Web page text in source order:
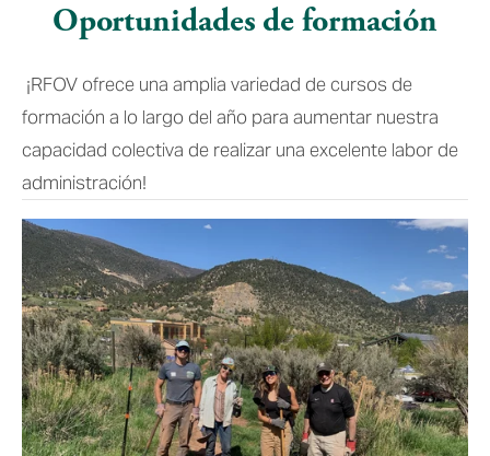
Oportunidades de formación
¡RFOV ofrece una amplia variedad de cursos de
formación a lo largo del año para aumentar nuestra
capacidad colectiva de realizar una excelente labor de
administración!